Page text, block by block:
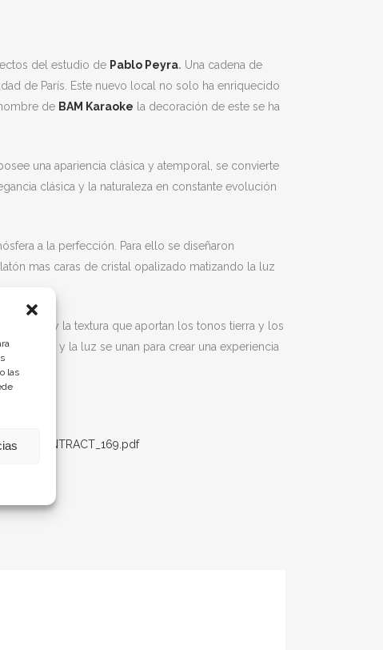
las
del estudio de Pablo Peyra. Una cadena de
de París. Este nuevo local no solo ha enriquecido
de BAM Karaoke la decoración de este se ha
una apariencia clásica y atemporal, se convierte
clásica y la naturaleza en constante evolución
a la perfección. Para ello se diseñaron
mas caras de cristal opalizado matizando la luz
colores y la textura que aportan los tonos tierra y los
música y la luz se unan para crear una experiencia